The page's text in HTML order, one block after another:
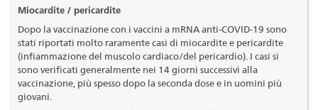
Miocardite / pericardite
Dopo la vaccinazione con i vaccini a mRNA anti-COVID-19 sono
stati riportati molto raramente casi di miocardite e pericardite
(infiammazione del muscolo cardiaco/del pericardio). I casi si
sono verificati generalmente nei 14 giorni successivi alla
vaccinazione, più spesso dopo la seconda dose e in uomini più
giovani.